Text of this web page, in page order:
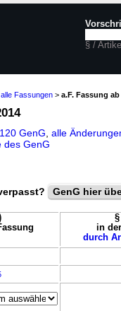
§ / Artikel
alle Fassungen > a.F. Fassung ab
GenG alle
des GenG
GenG hier
in
durch